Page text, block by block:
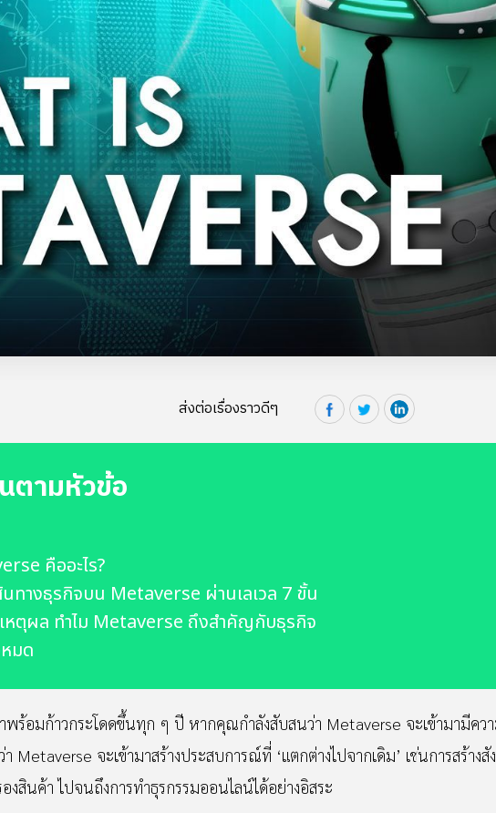
ส่งต่อเรื่องราวดีๆ
ตามหัวข้อ
คืออะไร?
ส้นทางธุรกิจบน Metaverse ผ่านเลเวล 7 ขั้น
หตุผล ทำไม Metaverse ถึงสำคัญกับธุรกิจ
มด
ร้อมก้าวกระโดดขึ้นทุก ๆ ปี หากคุณกำลังสับสนว่า Metaverse จะเข้ามามีคว
Metaverse จะเข้ามาสร้างประสบการณ์ที่ ‘แตกต่างไปจากเดิม’ เช่นการสร้าง
งสินค้า ไปจนถึงการทำธุรกรรมออนไลน์ได้อย่างอิสระ